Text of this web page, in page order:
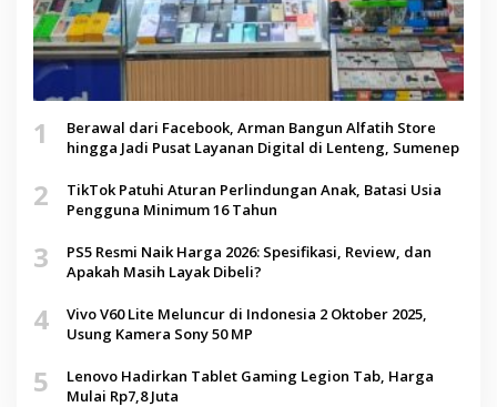
1
Berawal dari Facebook, Arman Bangun Alfatih Store
hingga Jadi Pusat Layanan Digital di Lenteng, Sumenep
2
TikTok Patuhi Aturan Perlindungan Anak, Batasi Usia
Pengguna Minimum 16 Tahun
3
PS5 Resmi Naik Harga 2026: Spesifikasi, Review, dan
Apakah Masih Layak Dibeli?
4
Vivo V60 Lite Meluncur di Indonesia 2 Oktober 2025,
Usung Kamera Sony 50 MP
5
Lenovo Hadirkan Tablet Gaming Legion Tab, Harga
Mulai Rp7,8 Juta